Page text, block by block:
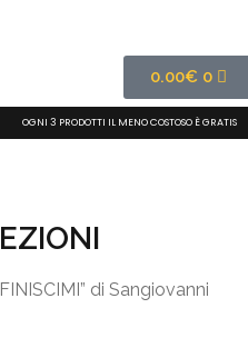
0.00€ 0
OGNI 3 PRODOTTI IL MENO COSTOSO È GRATIS
di Sangiovanni